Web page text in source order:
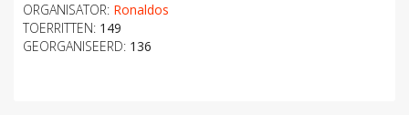
ORGANISATOR: Ronaldos
TOERRITTEN: 149
GEORGANISEERD: 136